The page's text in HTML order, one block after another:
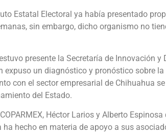
Estatal Electoral ya había presentado
sin embargo, dicho organismo no
presente la Secretaría de Innovación y
expuso un diagnóstico y pronóstico sobre
con el sector empresarial de Chihuahua
del Estado.
Héctor Larios y Alberto
ha hecho en materia de apoyo a sus